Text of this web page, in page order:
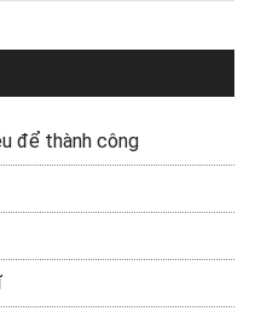
để thành công